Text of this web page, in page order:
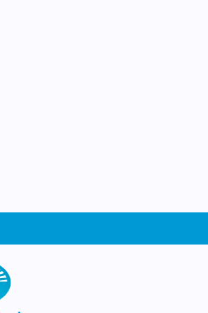
waar wij trots op zijn!